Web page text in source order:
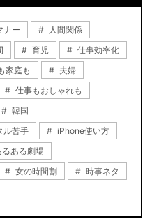
ナー
人間関係
育児
仕事効率化
家庭も
夫婦
仕事もおしゃれも
韓国
ル苦手
iPhone使い方
ある劇場
女の時間割
時事ネタ